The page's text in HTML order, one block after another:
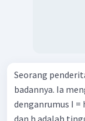
Seorang
badannya. Ia
denganrumus I =